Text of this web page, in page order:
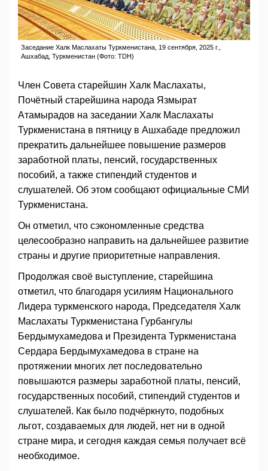
Заседание Халк Маслахаты Туркменистана, 19 сентября, 2025 г.,
Ашхабад, Туркменистан (Фото: TDH)
Член Совета старейшин Халк Маслахаты,
Почётный старейшина народа Язмырат
Атамырадов на заседании Халк Маслахаты
Туркменистана в пятницу в Ашхабаде предложил
прекратить дальнейшее повышение размеров
заработной платы, пенсий, государственных
пособий, а также стипендий студентов и
слушателей. Об этом сообщают официальные СМИ
Туркменистана.
Он отметил, что сэкономленные средства
целесообразно направить на дальнейшее развитие
страны и другие приоритетные направления.
Продолжая своё выступление, старейшина
отметил, что благодаря усилиям Национального
Лидера туркменского народа, Председателя Халк
Маслахаты Туркменистана Гурбангулы
Бердымухамедова и Президента Туркменистана
Сердара Бердымухамедова в стране на
протяжении многих лет последовательно
повышаются размеры заработной платы, пенсий,
государственных пособий, стипендий студентов и
слушателей. Как было подчёркнуто, подобных
льгот, создаваемых для людей, нет ни в одной
стране мира, и сегодня каждая семья получает всё
необходимое.